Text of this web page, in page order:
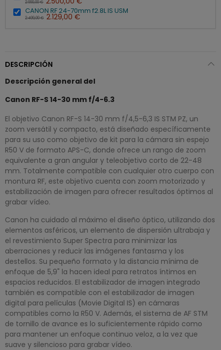
2.990,00 €
CANON RF 24-70mm f2.8L IS USM
2.499,00 € 2.129,00 €
DESCRIPCIÓN
Descripción general del
Canon RF-S 14-30 mm f/4-6.3
El objetivo Canon RF-S 14-30 mm f/4,5-6,3 IS STM PZ, un
zoom versátil y compacto, está diseñado específicamente
para su uso como objetivo de kit para la cámara sin espejo
R50 V de formato APS-C, donde ofrece un rango de zoom
equivalente a gran angular y teleobjetivo corto de 22-48
mm. Totalmente compatible con cualquier otro cuerpo con
montura RF, este objetivo cuenta con zoom motorizado y
estabilización de imagen para ofrecer resultados óptimos al
grabar vídeo.
Canon ha cuidado al máximo el diseño óptico, utilizando dos
elementos asféricos, un elemento de dispersión ultrabaja y
el revestimiento Super Spectra para minimizar las
aberraciones y reducir las imágenes fantasma y los
destellos. Su pequeño formato y la distancia mínima de
enfoque de 5,9" la hacen ideal para retratos íntimos en
espacios reducidos. El estabilizador de imagen integrado
también es compatible con el estabilizador de imagen
digital para películas (Movie Digital IS) en cámaras
compatibles como la R50 V. Además, el sistema de AF STM
de tornillo de avance es lo suficientemente rápido como
para mantener un enfoque continuo veloz, a la vez que
suave y silencioso para grabar vídeo.